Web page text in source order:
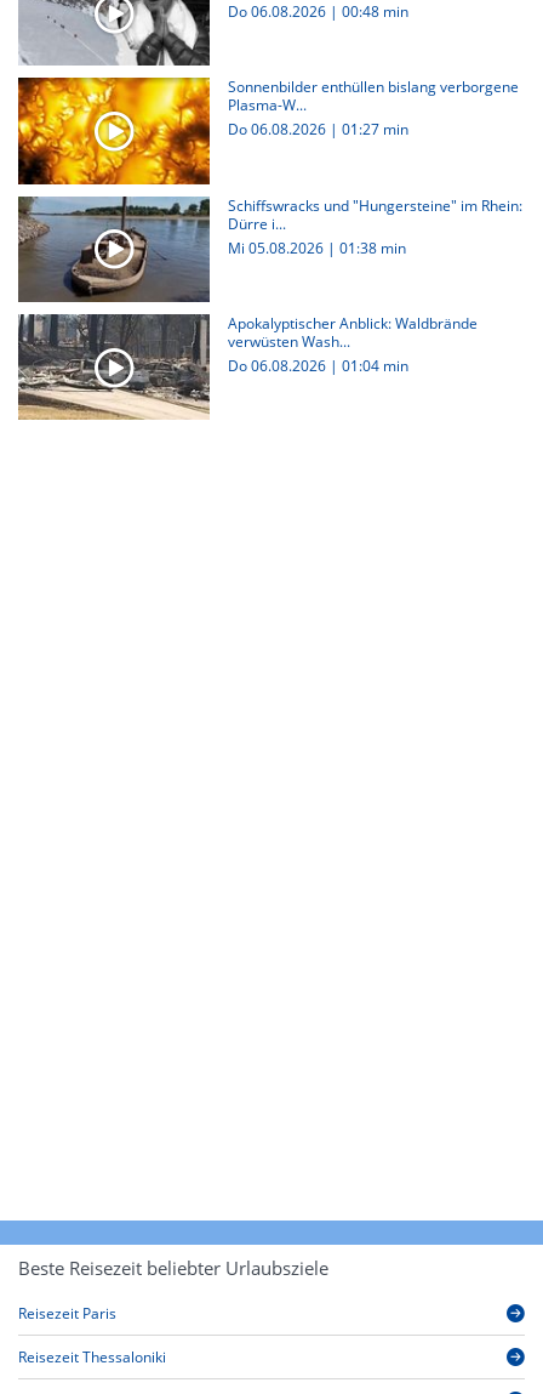
Do 06.08.2026 | 00:48 min
Sonnenbilder enthüllen bislang verborgene
Plasma-W...
Do 06.08.2026 | 01:27 min
Schiffswracks und "Hungersteine" im Rhein:
Dürre i...
Mi 05.08.2026 | 01:38 min
Apokalyptischer Anblick: Waldbrände
verwüsten Wash...
Do 06.08.2026 | 01:04 min
Beste Reisezeit beliebter Urlaubsziele
Reisezeit Paris
Reisezeit Thessaloniki